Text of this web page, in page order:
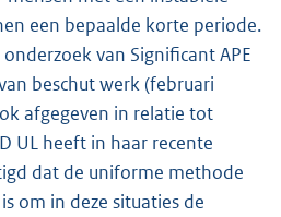
een bepaalde korte periode.
van Significant APE
beschut werk (februari
afgegeven in relatie tot
UL heeft in haar recente
dat de uniforme methode
om in deze situaties de